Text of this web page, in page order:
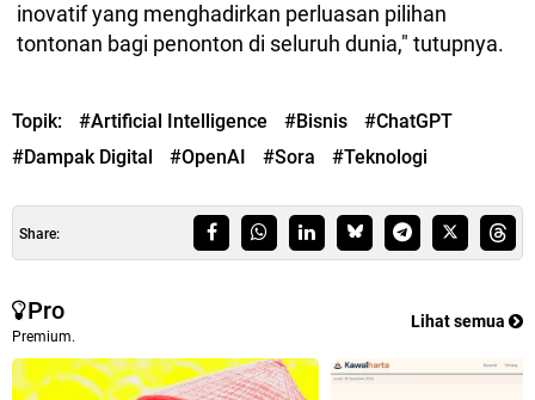
inovatif yang menghadirkan perluasan pilihan
tontonan bagi penonton di seluruh dunia," tutupnya.
Topik: #Artificial Intelligence #Bisnis
#ChatGPT
#Dampak Digital
#OpenAI #Sora #Teknologi
Share:
Pro
Premium.
Lihat semua